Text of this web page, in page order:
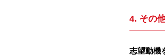
4. その
志望動機